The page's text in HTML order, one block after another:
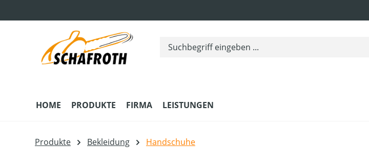
HOME PRODUKTE FIRMA LEISTUNGEN
Produkte Bekleidung Handschuhe